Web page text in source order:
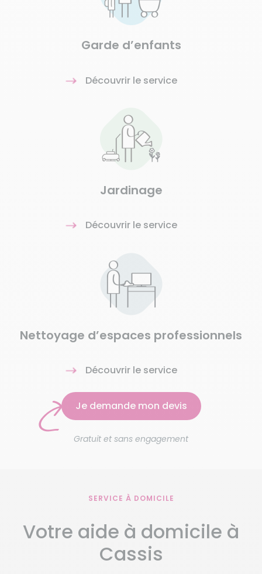
Garde d’enfants
Découvrir le service
Jardinage
Découvrir le service
Nettoyage d’espaces professionnels
Découvrir le service
Je demande mon devis
Gratuit et sans engagement
SERVICE À DOMICILE
Votre aide à domicile à
Cassis